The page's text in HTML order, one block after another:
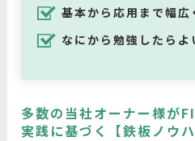
基本から応用まで幅広
なにから勉強したら
多数の当社オーナー様が
実践に基づく【鉄板ノウ